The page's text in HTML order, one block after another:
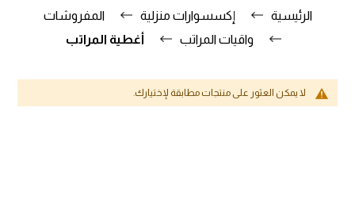
الرئيسية إكسسوارات منزلية
المفروشات
واقيات المراتب
أغطية المراتب
لا يمكن العثور على منتجات مطابقة لإختيارك.